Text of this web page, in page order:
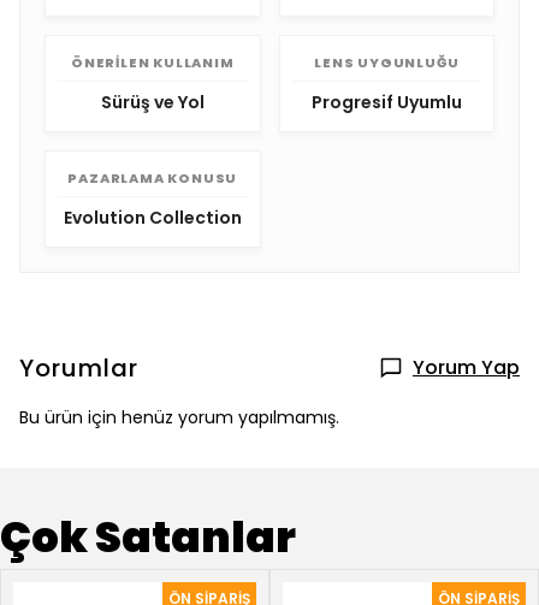
ÖNERILEN KULLANIM
Sürüş ve Yol
LENS UYGUNLUĞU
Progresif Uyumlu
PAZARLAMA KONUSU
Evolution Collection
Yorumlar Yorum Yap
Bu ürün için henüz yorum yapılmamış.
Çok Satanlar